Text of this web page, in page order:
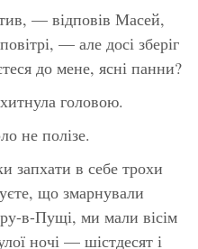
— відповів Масей,
— але досі зберіг
до мене, ясні панни?
головою.
не полізе.
в себе трохи
що змарнували
в-Пущі, ми мали вісім
ночі — шістдесят і